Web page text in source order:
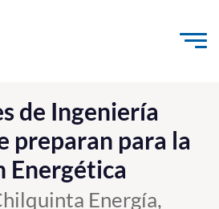
al contenido
e Innovación
de Ingeniería
preparan para la
Energética
Energía,